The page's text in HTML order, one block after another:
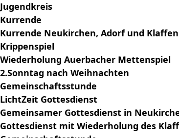
Jugendkreis
Kurrende
Kurrende Neukirchen, Adorf und
Krippenspiel
Wiederholung Auerbacher Mettenspiel
2.Sonntag nach Weihnachten
Gemeinschaftsstunde
LichtZeit Gottesdienst
Gemeinsamer Gottesdienst in
Gottesdienst mit Wiederholung des